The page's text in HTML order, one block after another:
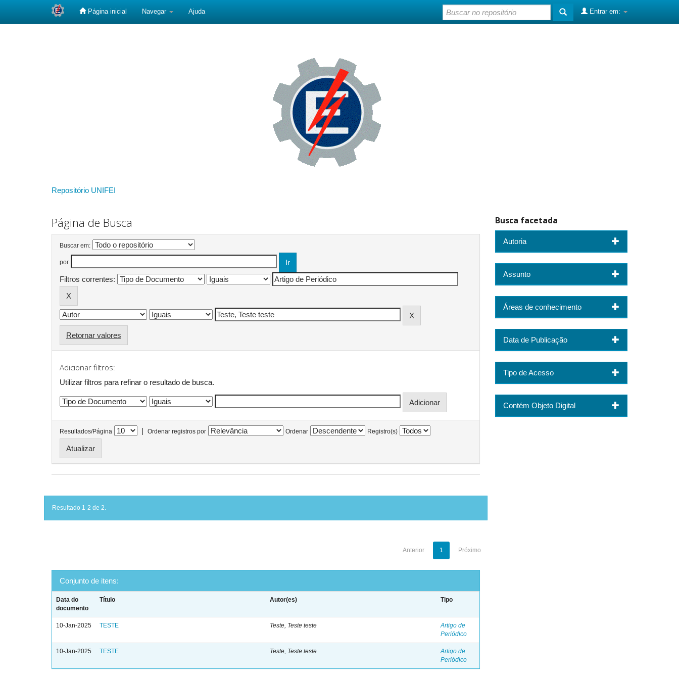
Página inicial Navegar Ajuda Entrar em:
Repositório UNIFEI
Página de Busca
Buscar em:
por
Filtros correntes:
Retornar valores
Adicionar filtros:
Utilizar filtros para refinar o resultado de busca.
Resultados/Página | Ordenar registros por Ordenar Registro(s)
Resultado 1-2 de 2.
Anterior 1 Próximo
Conjunto de itens:
Data do
documento
Título Autor(es) Tipo
10-Jan-2025 TESTE Teste, Teste teste
Artigo de
Periódico
10-Jan-2025 TESTE Teste, Teste teste
Artigo de
Periódico
Busca facetada
Autoria
Assunto
Áreas de conhecimento
Data de Publicação
Tipo de Acesso
Contém Objeto Digital